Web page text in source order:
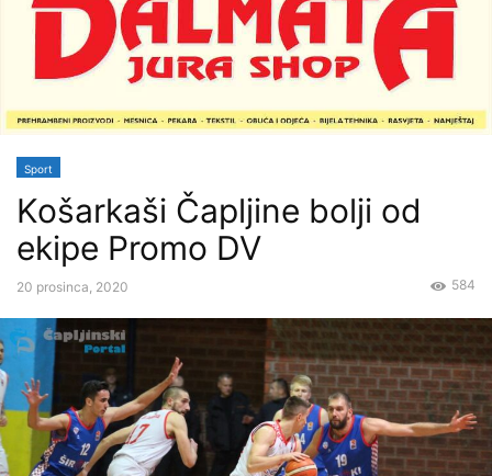
Sport
Košarkaši Čapljine bolji od
ekipe Promo DV
20 prosinca, 2020 584